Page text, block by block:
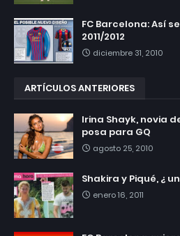
FC Barcelona: Así
2011/2012
diciembre 31, 2010
ARTÍCULOS ANTERIORES
Irina Shayk, novia
posa para GQ
agosto 25, 2010
Shakira y Piqué, ¿
enero 16, 2011